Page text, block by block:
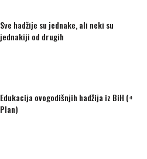
Sve hadžije su jednake, ali neki su
jednakiji od drugih
Edukacija ovogodišnjih hadžija iz BiH (+
Plan)